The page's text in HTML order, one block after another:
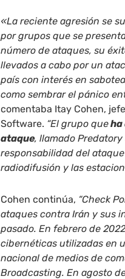
«La reciente agresión se
por grupos que se
número de ataques, su
llevados a cabo por un
país con interés en
como sembrar el pánico
comentaba Itay Cohen,
Software. “El grupo queha
ataque, llamado
responsabilidad del
radiodifusión y las
Cohen continúa, “Check
ataques contra Irán y sus
pasado. En febrero de
cibernéticas utilizadas en
nacional de medios de
Broadcasting. En agosto